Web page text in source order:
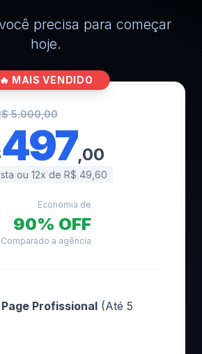
precisa para começar
hoje.
🔥 MAIS VENDIDO
5.000,00
497,00
ou 12x de R$ 49,60
Economia de
90% OFF
Comparado a agência
Profissional (Até 5